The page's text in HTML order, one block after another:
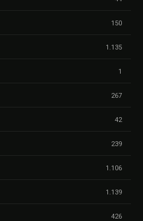
150
1.135
1
267
42
239
1.106
1.139
426